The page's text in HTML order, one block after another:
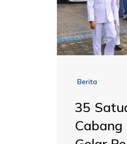
Berita
35